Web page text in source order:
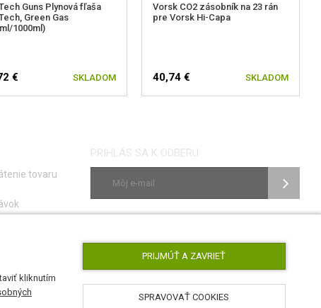
Guns Plynová fľaša
Green Gas
1000ml)
€ SKLADOM
Vorsk CO2 zásobník na 23 rán
pre Vorsk Hi-Capa
40,74 € SKLADOM
tovaru
PRIHLÁS SA K ODBERU
kliknutím
PRIJMÚŤ A ZAVRIEŤ
SPRAVOVAŤ COOKIES